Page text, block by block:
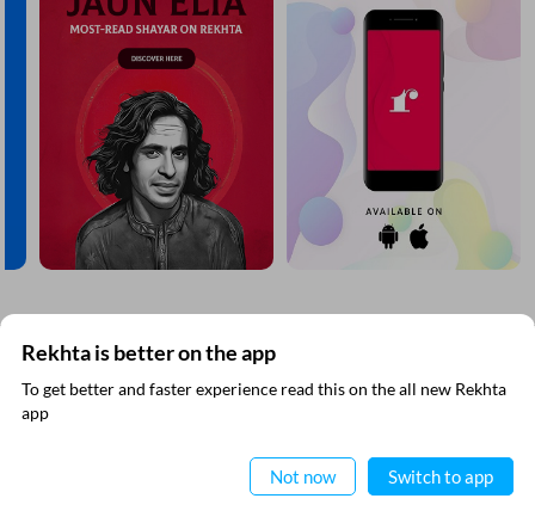
Rekhta is better on the app
To get better and faster experience read this on the all new Rekhta
app
Not now Switch to app